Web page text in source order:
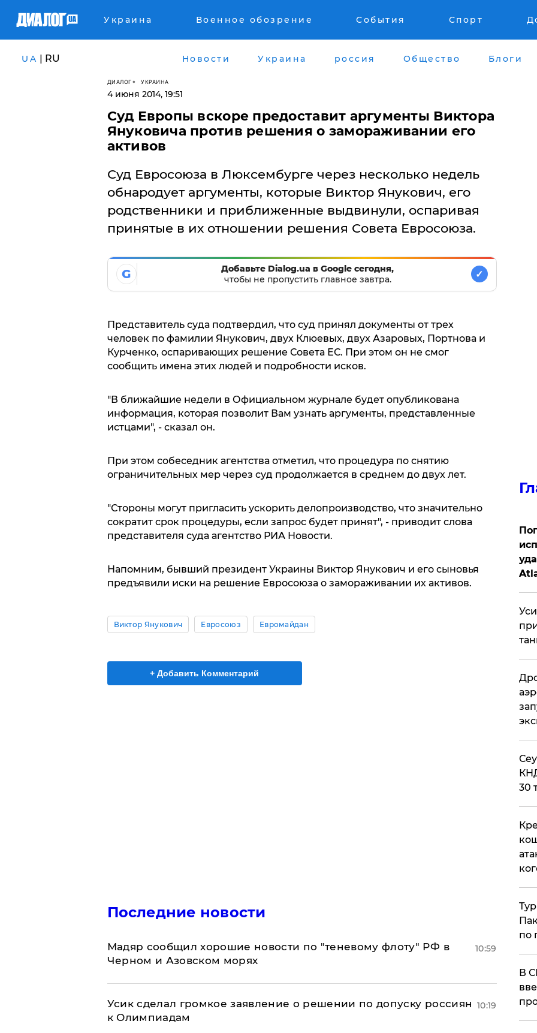
Украина Военное обозрение События Спорт
UA | RU Новости Украина россия Общество Блоги
ДИАЛОГ УКРАИНА
4 июня 2014, 19:51
Суд Европы вскоре предоставит аргументы Виктора
Януковича против решения о замораживании его
активов
Суд Евросоюза в Люксембурге через несколько недель
обнародует аргументы, которые Виктор Янукович, его
родственники и приближенные выдвинули, оспаривая
принятые в их отношении решения Совета Евросоюза.
G
Добавьте Dialog.ua в Google сегодня,
чтобы не пропустить главное завтра.
✓
Представитель суда подтвердил, что суд принял документы от трех
человек по фамилии Янукович, двух Клюевых, двух Азаровых, Портнова и
Курченко, оспаривающих решение Совета ЕС. При этом он не смог
сообщить имена этих людей и подробности исков.
"В ближайшие недели в Официальном журнале будет опубликована
информация, которая позволит Вам узнать аргументы, представленные
истцами", - сказал он.
При этом собеседник агентства отметил, что процедура по снятию
ограничительных мер через суд продолжается в среднем до двух лет.
"Стороны могут пригласить ускорить делопроизводство, что значительно
сократит срок процедуры, если запрос будет принят", - приводит слова
представителя суда агентство РИА Новости.
Напомним, бывший президент Украины Виктор Янукович и его сыновья
предъявили иски на решение Евросоюза о замораживании их активов.
Виктор Янукович Евросоюз Евромайдан
+ Добавить Комментарий
Последние новости
Мадяр сообщил хорошие новости по "теневому флоту" РФ в
Черном и Азовском морях
10:59
Усик сделал громкое заявление о решении по допуску россиян
к Олимпиадам
10:19
30
по
В